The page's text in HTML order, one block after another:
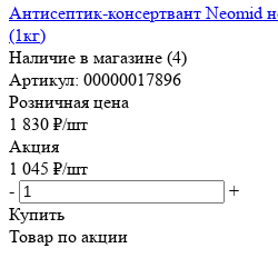
Антисептик-консертвант Neomid
(1кг)
Наличие в магазине (4)
Артикул: 00000017896
Розничная цена
1 830 ₽/шт
Акция
1 045 ₽/шт
-
+
Купить
Товар по акции